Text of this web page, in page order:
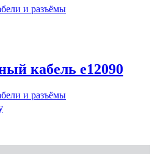
и разъёмы
кабель e12090
и разъёмы